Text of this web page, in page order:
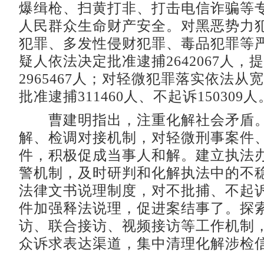
爆缉枪、扫黄打非、打击电信诈骗等
人民群众生命财产安全。对黑恶势力
犯罪、多发性侵财犯罪、毒品犯罪等
疑人依法决定批准逮捕2642067人，
2965467人；对轻微犯罪落实依法从
批准逮捕311460人、不起诉150309人
曹建明指出，注重化解社会矛盾
解、检调对接机制，对轻微刑事案件
件，积极促成当事人和解。建立执法
警机制，及时研判和化解执法中的不
法律文书说理制度，对不批捕、不起
件加强释法说理，促进案结事了。探
访、联合接访、视频接访等工作机制
众诉求表达渠道，集中清理化解涉检